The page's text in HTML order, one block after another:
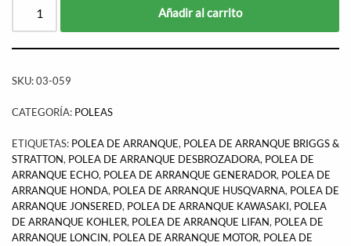
Añadir al carrito
SKU:03-059
CATEGORÍA: POLEAS
ETIQUETAS: POLEA DE ARRANQUE, POLEA DE ARRANQUE BRIGGS &
STRATTON, POLEA DE ARRANQUE DESBROZADORA, POLEA DE
ARRANQUE ECHO, POLEA DE ARRANQUE GENERADOR, POLEA DE
ARRANQUE HONDA, POLEA DE ARRANQUE HUSQVARNA, POLEA DE
ARRANQUE JONSERED, POLEA DE ARRANQUE KAWASAKI, POLEA
DE ARRANQUE KOHLER, POLEA DE ARRANQUE LIFAN, POLEA DE
ARRANQUE LONCIN, POLEA DE ARRANQUE MOTOR, POLEA DE